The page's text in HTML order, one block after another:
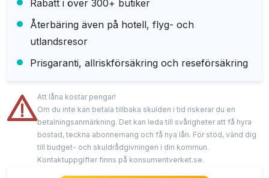
Rabatt i över 300+ butiker
Återbäring även på hotell, flyg- och
utlandsresor
Prisgaranti, allriskförsäkring och reseförsäkring
Att låna kostar pengar!
Om du inte kan betala tillbaka skulden i tid riskerar du en
betalningsanmärkning. Det kan leda till svårigheter att få hyra
bostad, teckna abonnemang och få nya lån. För stöd, vänd dig
till budget- och skuldrådgivningen i din kommun.
Kontaktuppgifter finns på konsumentverket.se.